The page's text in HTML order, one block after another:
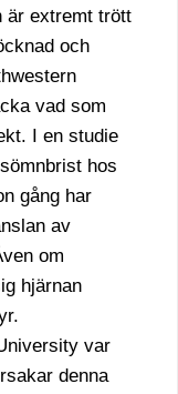
är extremt trött
och
vad som
I en studie
hos
gång har
av
om
hjärnan
var
denna